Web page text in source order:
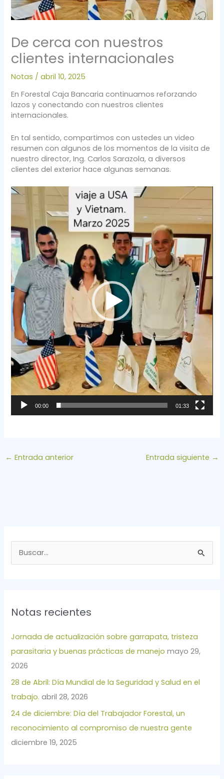
De cerca con nuestros
clientes internacionales
Notas /abril 10, 2025
En Forestal Caja Bancaria continuamos reforzando
lazos y conectando con nuestros clientes
internacionales.
En tal sentido, compartimos con ustedes un video
resumen con algunos de los momentos de la visita de
nuestro director, Ing. Carlos Sarazola, a diversos
clientes del exterior hace algunas semanas.
Reproductor
00:00 01:33
← Entrada anterior Entrada siguiente →
a
p
o
r
:
Notas recientes
Jornada de actualización sobre garrapata, tristeza
parasitaria y buenas prácticas de manejo mayo 29,
2026
28 de Abril: Día Mundial de la Seguridad y Salud en el
trabajo. abril 28, 2026
24 de diciembre: Día del Trabajador Forestal, un
reconocimiento al compromiso de nuestra gente
diciembre 19, 2025